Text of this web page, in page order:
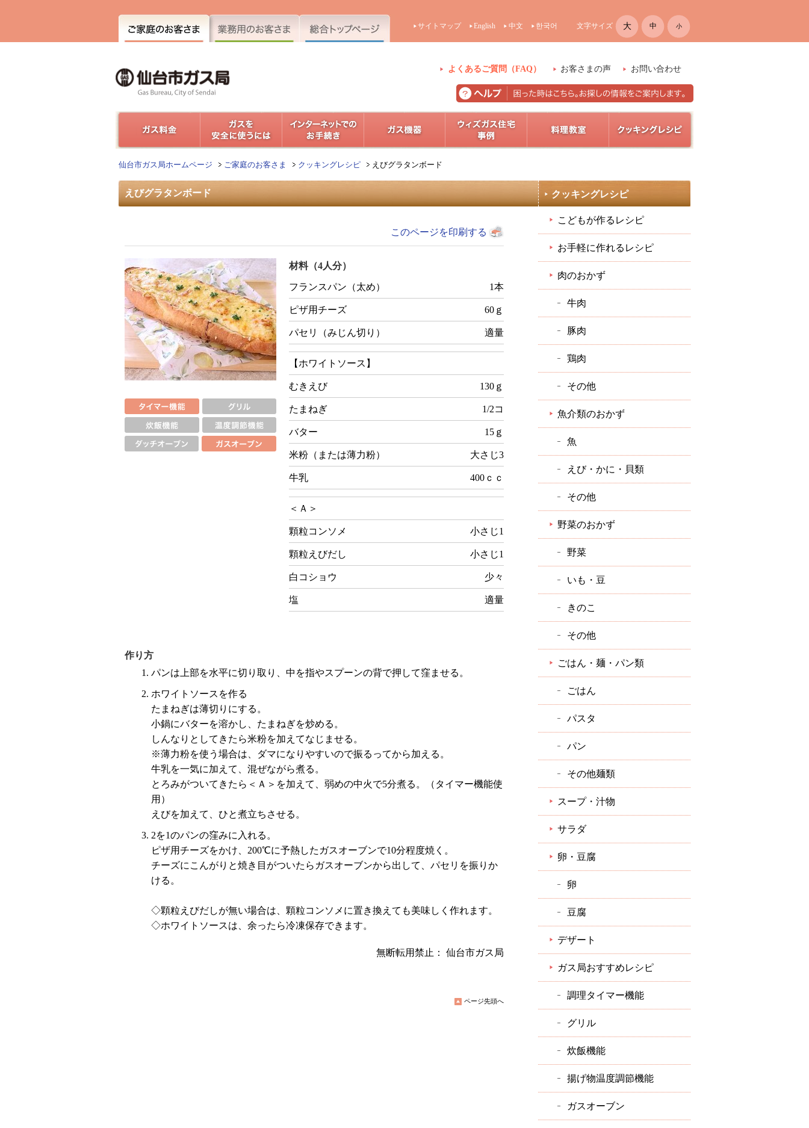
サイトマップ English 中文 한국어 文字サイズ 大 中 小
お問い合わせ
お客さまの声
よくあるご質問（FAQ）
仙台市ガス局ホームページ ご家庭のお客さま クッキングレシピ えびグラタンボード
えびグラタンボード クッキングレシピ
このページを印刷する
材料（4人分）
フランスパン（太め） 1本
ピザ用チーズ 60ｇ
パセリ（みじん切り） 適量
【ホワイトソース】
むきえび 130ｇ
たまねぎ 1/2コ
バター 15ｇ
米粉（または薄力粉） 大さじ3
牛乳 400ｃｃ
＜Ａ＞
顆粒コンソメ 小さじ1
顆粒えびだし 小さじ1
白コショウ 少々
塩 適量
作り方
パンは上部を水平に切り取り、中を指やスプーンの背で押して窪ませる。
ホワイトソースを作る
たまねぎは薄切りにする。
小鍋にバターを溶かし、たまねぎを炒める。
しんなりとしてきたら米粉を加えてなじませる。
※薄力粉を使う場合は、ダマになりやすいので振るってから加える。
牛乳を一気に加えて、混ぜながら煮る。
とろみがついてきたら＜Ａ＞を加えて、弱めの中火で5分煮る。（タイマー機能使
用）
えびを加えて、ひと煮立ちさせる。
2を1のパンの窪みに入れる。
ピザ用チーズをかけ、200℃に予熱したガスオーブンで10分程度焼く。
チーズにこんがりと焼き目がついたらガスオーブンから出して、パセリを振りか
ける。
◇顆粒えびだしが無い場合は、顆粒コンソメに置き換えても美味しく作れます。
◇ホワイトソースは、余ったら冷凍保存できます。
無断転用禁止： 仙台市ガス局
ページ先頭へ
こどもが作るレシピ
お手軽に作れるレシピ
肉のおかず
牛肉
豚肉
鶏肉
その他
魚介類のおかず
魚
えび・かに・貝類
その他
野菜のおかず
野菜
いも・豆
きのこ
その他
ごはん・麺・パン類
ごはん
パスタ
パン
その他麺類
スープ・汁物
サラダ
卵・豆腐
卵
豆腐
デザート
ガス局おすすめレシピ
調理タイマー機能
グリル
炊飯機能
揚げ物温度調節機能
ガスオーブン